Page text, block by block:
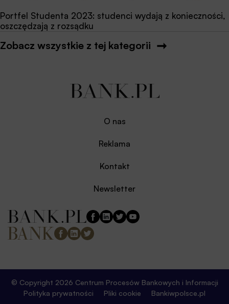
Portfel Studenta 2023: studenci wydają z konieczności,
oszczędzają z rozsądku
Zobacz wszystkie z tej kategorii
O nas
Reklama
Kontakt
Newsletter
© Copyright 2026 Centrum Procesów Bankowych i Informacji
Polityka prywatności
Pliki cookie Bankiwpolsce.pl